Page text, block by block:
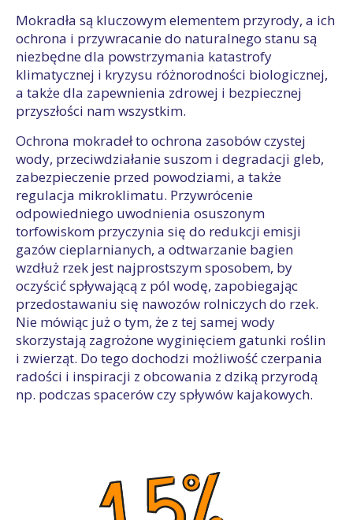
Mokradła są kluczowym elementem przyrody, a ich
ochrona i przywracanie do naturalnego stanu są
niezbędne dla powstrzymania katastrofy
klimatycznej i kryzysu różnorodności biologicznej,
a także dla zapewnienia zdrowej i bezpiecznej
przyszłości nam wszystkim.
Ochrona mokradeł to ochrona zasobów czystej
wody, przeciwdziałanie suszom i degradacji gleb,
zabezpieczenie przed powodziami, a także
regulacja mikroklimatu. Przywrócenie
odpowiedniego uwodnienia osuszonym
torfowiskom przyczynia się do redukcji emisji
gazów cieplarnianych, a odtwarzanie bagien
wzdłuż rzek jest najprostszym sposobem, by
oczyścić spływającą z pól wodę, zapobiegając
przedostawaniu się nawozów rolniczych do rzek.
Nie mówiąc już o tym, że z tej samej wody
skorzystają zagrożone wyginięciem gatunki roślin
i zwierząt. Do tego dochodzi możliwość czerpania
radości i inspiracji z obcowania z dziką przyrodą
np. podczas spacerów czy spływów kajakowych.